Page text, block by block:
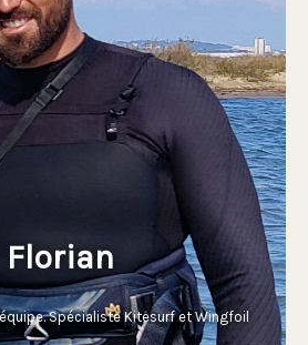
Florian
Spécialiste Kitesurf et Wingfoil